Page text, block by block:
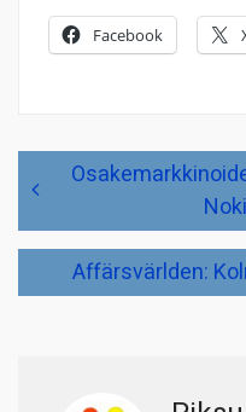
Facebook
Artikkelien
selaus
Affärsvärlden: